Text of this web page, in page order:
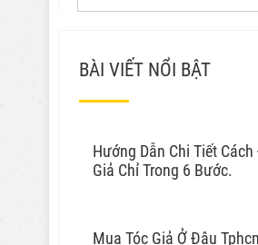
BÀI VIẾT NỔI BẬT
Hướng Dẫn Chi Tiết
Giả Chỉ Trong 6 Bước.
Mua Tóc Giả Ở Đâu